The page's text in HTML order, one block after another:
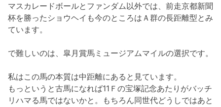
マスカレードボールとファンダム以外では、前走京都新聞
杯を勝ったショウヘイも今のところはＡ群の長距離型とみ
ています。
で難しいのは、皐月賞馬ミュージアムマイルの選択です。
私はこの馬の本質は中距離にあると見ています。
もっというと古馬になれば11Ｆの宝塚記念あたりがバッチ
リハマる馬ではないかと。もちろん同世代どうしではあと